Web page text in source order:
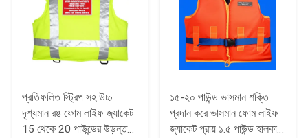
POLICY
প্রতিফলিত স্ট্রিপ সহ উচ্চ
দৃশ্যমান রঙ ফোম লাইফ জ্যাকেট
15 থেকে 20 পাউন্ডের উড়ন্ত
১৫-২০ পাউন্ড ভাসমান শক্তি
প্রদান করে ভাসমান ফোম লাইফ
জ্যাকেট প্রায় ১.৫ পাউন্ড হালকা